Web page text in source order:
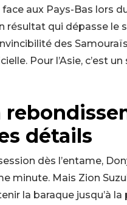
aux Pays-Bas lors
résultat qui dépasse le
des
Pour l’Asie, c’est
détails
dès l’entame,
minute. Mais Zion
la baraque jusqu’à la